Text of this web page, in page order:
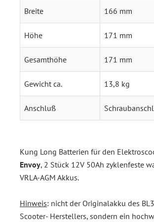
Breite 166 mm
Höhe 171 mm
Gesamthöhe 171 mm
Gewicht ca. 13,8 kg
Anschluß
Kung Long Batterien für den
Envoy, 2 Stück 12V 50Ah zyklenfeste
VRLA-AGM Akkus.
Hinweis: nicht der Originalakku des
Scooter- Herstellers, sondern ein